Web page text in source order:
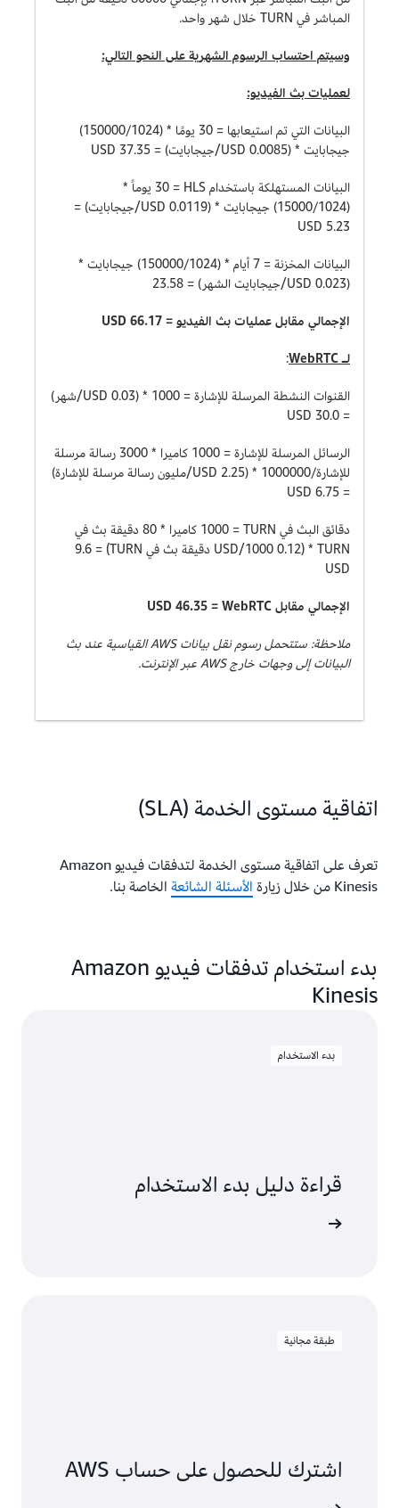
المباشر في TURN خلال شهر واحد.
وسيتم احتساب الرسوم الشهرية على النحو التالي:
لعمليات بث الفيديو:
البيانات التي تم استيعابها = 30 يومًا * (150000/1024)
جيجابايت * (0.0085 USD/جيجابايت) = 37.35 USD
البيانات المستهلكة باستخدام HLS = ‏30 يوماً *
(15000/1024) جيجابايت * (0.0119 USD/جيجابايت) =
5.23 USD
البيانات المخزنة = 7 أيام * (150000/1024) جيجابايت *
(0.023 USD/جيجابايت الشهر) = 23.58
الإجمالي مقابل عمليات بث الفيديو = 66.17 USD
لـWebRTC
:
القنوات النشطة المرسلة للإشارة = 1000 * (0.03 USD/شهر)
= 30.0 USD
الرسائل المرسلة للإشارة = 1000 كاميرا * 3000 رسالة مرسلة
للإشارة/1000000 * (2.25 USD/مليون رسالة مرسلة للإشارة)
= 6.75 USD
دقائق البث في TURN = ‏1000 كاميرا * 80 دقيقة بث في
TURN * ‏(0.12 USD/1000 دقيقة بث في TURN) = ‏9.6
USD
الإجمالي مقابل WebRTC = ‏46.35 USD
ملاحظة: ستتحمل رسوم نقل بيانات AWS القياسية عند بث
البيانات إلى وجهات خارج AWS عبر الإنترنت.
اتفاقية مستوى الخدمة (SLA)
تعرف على اتفاقية مستوى الخدمة لتدفقات فيديو Amazon
Kinesis من خلال زيارة
الأسئلة الشائعة الخاصة بنا.
بدء استخدام تدفقات فيديو Amazon
Kinesis
بدء الاستخدام
قراءة دليل بدء الاستخدام
طبقة مجانية
اشترك للحصول على حساب AWS